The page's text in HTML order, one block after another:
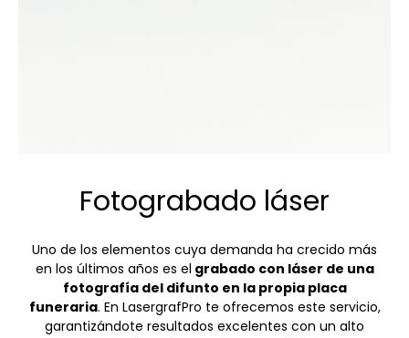
Fotograbado láser
Uno de los elementos cuya demanda ha crecido más
en los últimos años es el grabado con láser de una
fotografía del difunto en la propia placa
funeraria. En LasergrafPro te ofrecemos este servicio,
garantizándote resultados excelentes con un alto